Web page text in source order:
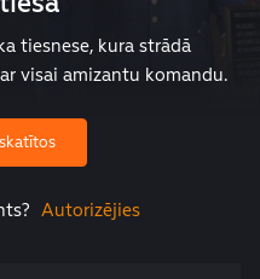
tiesnese, kura strādā
visai amizantu komandu.
Autorizējies